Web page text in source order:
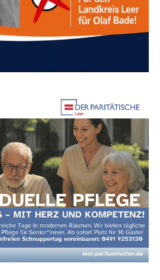
„Wir Leera­ner“ & dem
Regi­on los ist? Die Face­
und das digi­ta­le
„Lese­r­ECHO“lie­fern Ihnen